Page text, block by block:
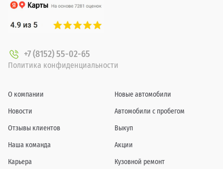
+7 (8152) 55-02-65
Политика конфиденциальности
О компании
Новости
Отзывы клиентов
Наша команда
Карьера
Новые автомобили
Автомобили с пробегом
Выкуп
Акции
Кузовной ремонт